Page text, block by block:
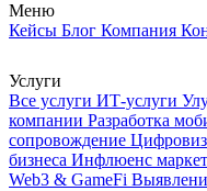
Меню
Кейсы Блог Компания
Услуги
Все услуги ИТ-услуги
компании Разработка
сопровождение
бизнеса Инфлюенс
Web3 & GameFi